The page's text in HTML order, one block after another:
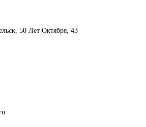
50 Лет Октября, 43